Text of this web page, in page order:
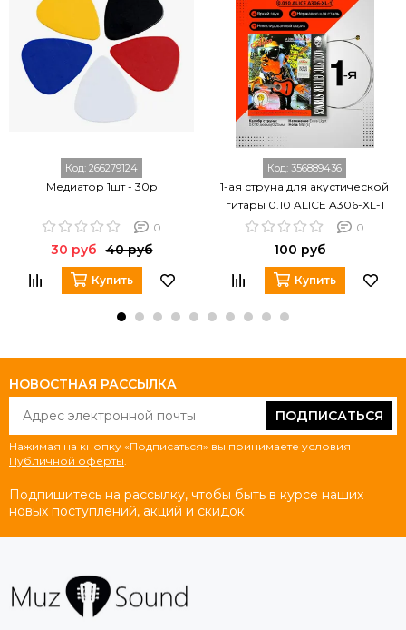
Код: 266279124
Медиатор 1шт - 30р
0
30 руб 40 руб
Купить
Код: 356889436
1-ая струна для акустической
гитары 0.10 ALICE A306-XL-1
0
100 руб
Купить
НОВОСТНАЯ РАССЫЛКА
ПОДПИСАТЬСЯ
Нажимая на кнопку «Подписаться» вы принимаете условия
Публичной оферты
Подпишитесь на рассылку, чтобы быть в курсе наших
новых поступлений, акций и скидок.